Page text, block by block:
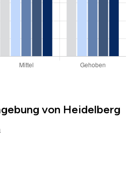
von Heidelberg